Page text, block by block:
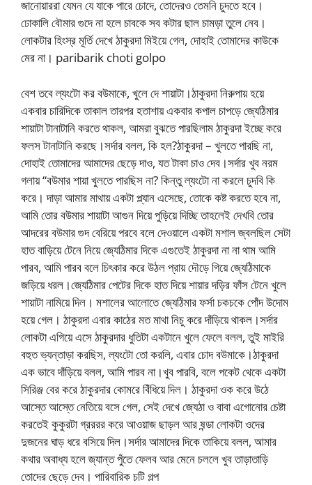
জানোয়াররা যেমন যে যাকে পারে চোদে, তোদেরও তেমনি চুদতে হবে।
ঢোকালি বৌমার গুদে না হলে চাবকে সব কটার ছাল চামড়া তুলে নেব।
লোকটার হিংস্র মূর্তি দেখে ঠাকুরদা মিইয়ে গেল, দোহাই তোমাদের কাউকে
মের না। paribarik choti golpo
বেশ তবে ল্যংটো কর বউমাকে, খুলে দে শায়াটা।ঠাকুরদা নিরুপায় হয়ে
একবার চারিদিকে তাকাল তারপর হতাশায় একবার কপাল চাপড়ে জ্যেঠিমার
শায়াটা টানাটানি করতে থাকল, আমরা বুঝতে পারছিলাম ঠাকুরদা ইচ্ছে করে
ফলস টানাটানি করছে।সর্দার বলল, কি হল?ঠাকুরদা – খুলতে পারছি না,
দোহাই তোমাদের আমাদের ছেড়ে দাও, যত টাকা চাও দেব।সর্দার খুব নরম
গলায় “বউমার শায়া খুলতে পারছিস না? কিন্তু ল্যংটো না করলে চুদবি কি
করে। দাড়া আমার মাথায় একটা প্ল্যান এসেছে, তোকে কষ্ট করতে হবে না,
আমি তোর বউমার শায়াটা আগুন দিয়ে পুড়িয়ে দিচ্ছি তাহলেই দেখবি তোর
আদরের বউমার গুদ বেরিয়ে পরবে বলে দেওয়ালে একটা মশাল জ্বলছিল সেটা
হাত বাড়িয়ে টেনে নিয়ে জ্যেঠিমার দিকে এগুতেই ঠাকুরদা না না থাম আমি
পারব, আমি পারব বলে চিৎকার করে উঠল প্রায় দৌড়ে গিয়ে জ্যেঠিমাকে
জড়িয়ে ধরল।জ্যেঠিমার পেটের দিকে হাত দিয়ে শায়ার দড়ির ফাঁস টেনে খুলে
শায়াটা নামিয়ে দিল। মশালের আলোতে জ্যেঠিমার ফর্সা চকচকে পোঁদ উদোম
হয়ে গেল। ঠাকুরদা এবার কাঠের মত মাথা নিচু করে দাঁড়িয়ে থাকল।সর্দার
লোকটা এগিয়ে এসে ঠাকুরদার ধুতিটা একটানে খুলে ফেলে বলল, তুই মাইরি
বহুত ভ্যন্তাড়া করছিস, ল্যংটো তো করলি, এবার চোদ বউমাকে।ঠাকুরদা
এক ভাবে দাঁড়িয়ে বলল, আমি পারব না।খুব পারবি, বলে পকেট থেকে একটা
সিরিঞ্জ বের করে ঠাকুরদার কোমরে বিঁধিয়ে দিল। ঠাকুরদা ওক করে উঠে
আস্তে আস্তে নেতিয়ে বসে গেল, সেই দেখে জ্যেঠা ও বাবা এগোনোর চেষ্টা
করতেই কুকুরটা গ্রররর করে আওয়াজ ছাড়ল আর ষন্ডা লোকটা ওদের
দুজনের ঘাড় ধরে বসিয়ে দিল।সর্দার আমাদের দিকে তাকিয়ে বলল, আমার
কথার অবাধ্য হলে জ্যান্ত পুঁতে ফেলব আর মেনে চললে খুব তাড়াতাড়ি
তোদের ছেড়ে দেব। পারিবারিক চটি গল্প